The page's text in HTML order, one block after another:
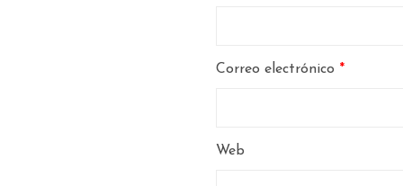
Correo electrónico *
Web